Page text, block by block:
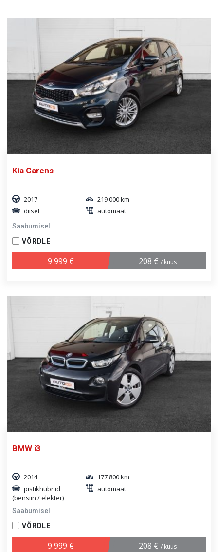
Kia Carens
2017
219 000 km
diisel
automaat
Saabumisel
VÕRDLE
9 999 € 208 € / kuus
BMW i3
2014
177 800 km
pistikhübriid
(bensiin / elekter)
automaat
Saabumisel
VÕRDLE
9 999 € 208 € / kuus